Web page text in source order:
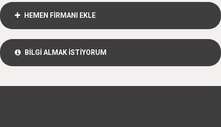
HEMEN FİRMANI EKLE
BİLGİ ALMAK İSTİYORUM